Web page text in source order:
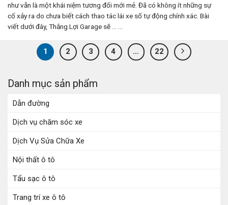
Danh mục sản phẩm
Dẫn đường
Dịch vụ chăm sóc xe
Dịch Vụ Sửa Chữa Xe
Nội thất ô tô
Tẩu sạc ô tô
Trang trí xe ô tô
như vẫn là một khái niệm tương đối mới mẻ. Đã có không ít những sự
cố xảy ra do chưa biết cách thao tác lái xe số tự động chính xác. Bài
viết dưới đây, Thắng Lợi Garage sẽ ... ...
1 2 3 4 … 22